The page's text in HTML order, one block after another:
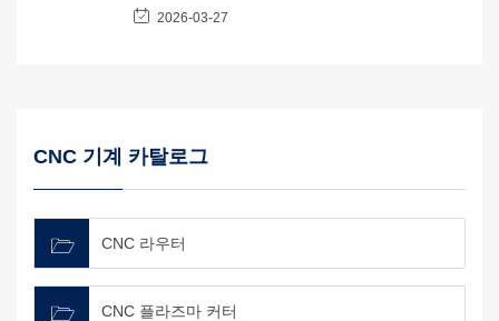
2026-03-27
CNC 기계 카탈로그
CNC 라우터
CNC 플라즈마 커터